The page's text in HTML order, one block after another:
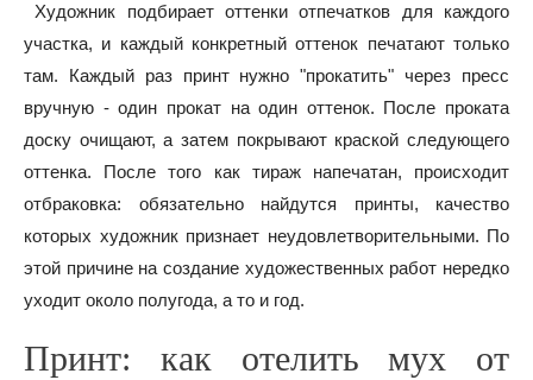
Художник подбирает оттенки отпечатков для каждого
участка, и каждый конкретный оттенок печатают только
там. Каждый раз принт нужно "прокатить" через пресс
вручную - один прокат на один оттенок. После проката
доску очищают, а затем покрывают краской следующего
оттенка. После того как тираж напечатан, происходит
отбраковка: обязательно найдутся принты, качество
которых художник признает неудовлетворительными. По
этой причине на создание художественных работ нередко
уходит около полугода, а то и год.
Принт: как отелить мух от